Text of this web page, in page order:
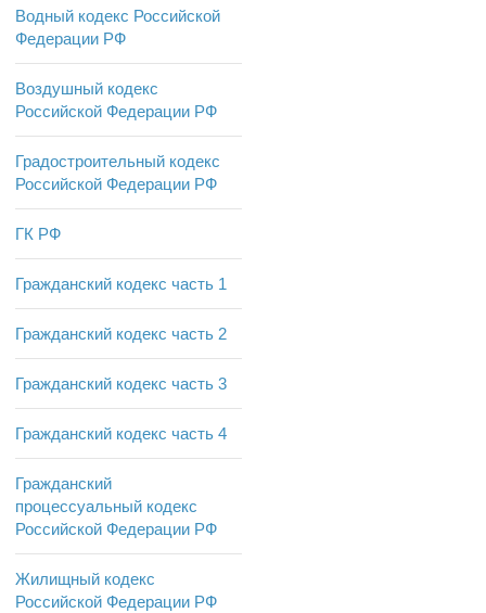
Водный кодекс Российской
Федерации РФ
Воздушный кодекс
Российской Федерации РФ
Градостроительный кодекс
Российской Федерации РФ
ГК РФ
Гражданский кодекс часть 1
Гражданский кодекс часть 2
Гражданский кодекс часть 3
Гражданский кодекс часть 4
Гражданский
процессуальный кодекс
Российской Федерации РФ
Жилищный кодекс
Российской Федерации РФ